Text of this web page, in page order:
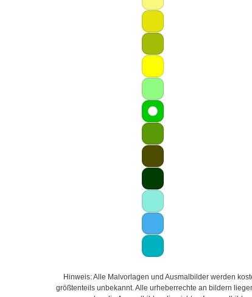
Hinweis: Alle Malvorlagen und Ausmalbilder werden
größtenteils unbekannt. Alle urheberrechte an bildern